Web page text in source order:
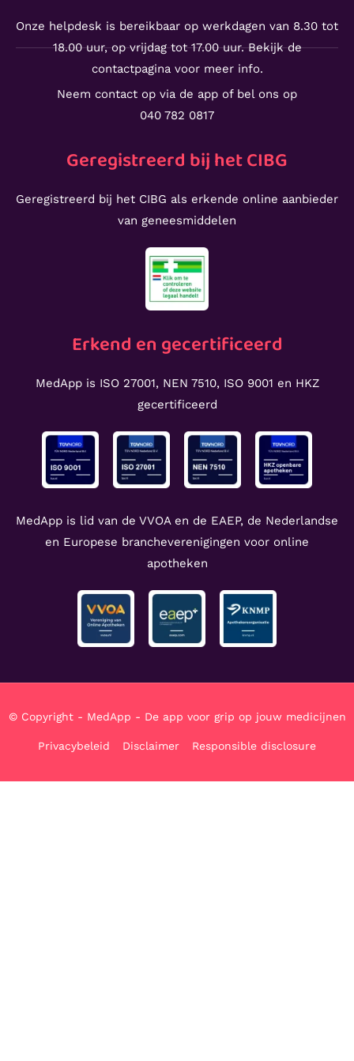
Onze helpdesk is bereikbaar op werkdagen van 8.30 tot
18.00 uur, op vrijdag tot 17.00 uur. Bekijk de
contactpagina voor meer info.
Neem contact op via de app of bel ons op
040 782 0817
Geregistreerd bij het CIBG
Geregistreerd bij het CIBG als erkende online aanbieder
van geneesmiddelen
Erkend en gecertificeerd
MedApp is ISO 27001, NEN 7510, ISO 9001 en HKZ
gecertificeerd
MedApp is lid van de VVOA en de EAEP, de Nederlandse
en Europese brancheverenigingen voor online
apotheken
© Copyright - MedApp - De app voor grip op jouw medicijnen
Privacybeleid Disclaimer Responsible disclosure